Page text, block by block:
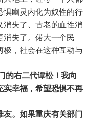
惧幽灵内化为奴性的行
消失了、古老的血性消
消失了。偌大一个民
极，社会在这种互动与
的右二代谭松！我向
幸福，希望恐惧不再
。如果重庆有关部门